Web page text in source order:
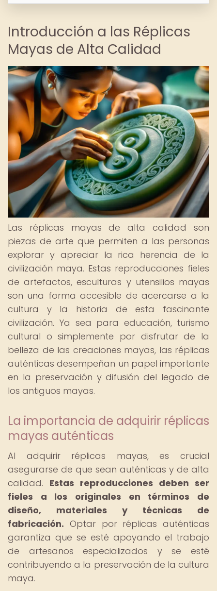
Introducción a las Réplicas
Mayas de Alta Calidad
Las réplicas mayas de alta calidad son
piezas de arte que permiten a las personas
explorar y apreciar la rica herencia de la
civilización maya. Estas reproducciones fieles
de artefactos, esculturas y utensilios mayas
son una forma accesible de acercarse a la
cultura y la historia de esta fascinante
civilización. Ya sea para educación, turismo
cultural o simplemente por disfrutar de la
belleza de las creaciones mayas, las réplicas
auténticas desempeñan un papel importante
en la preservación y difusión del legado de
los antiguos mayas.
La importancia de adquirir réplicas
mayas auténticas
Al adquirir réplicas mayas, es crucial
asegurarse de que sean auténticas y de alta
calidad. Estas reproducciones deben ser
fieles a los originales en términos de
diseño, materiales y técnicas de
fabricación. Optar por réplicas auténticas
garantiza que se esté apoyando el trabajo
de artesanos especializados y se esté
contribuyendo a la preservación de la cultura
maya.